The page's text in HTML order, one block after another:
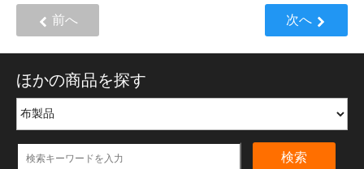
前へ 次へ
ほかの商品を探す
検索